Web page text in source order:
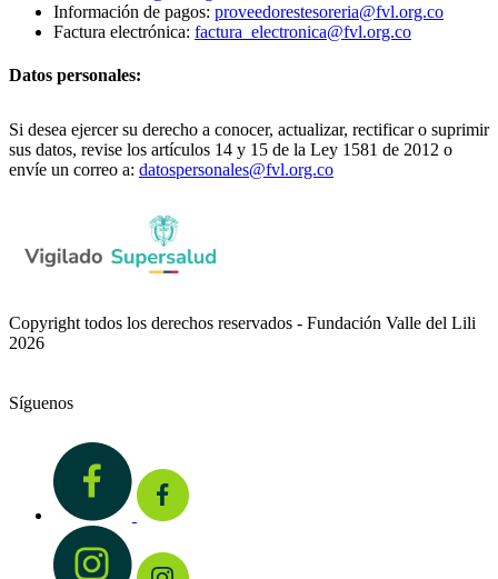
Información de pagos: proveedorestesoreria@fvl.org.co
Factura electrónica: factura_electronica@fvl.org.co
Datos personales:
Si desea ejercer su derecho a conocer, actualizar, rectificar o suprimir
sus datos, revise los artículos 14 y 15 de la Ley 1581 de 2012 o
envíe un correo a: datospersonales@fvl.org.co
Copyright todos los derechos reservados - Fundación Valle del Lili
2026
Síguenos